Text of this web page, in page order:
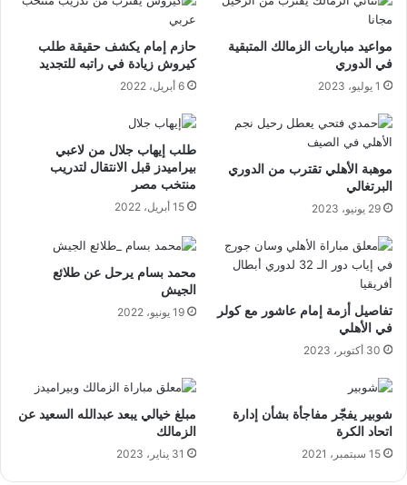
مواعيد مباريات الزمالك المتبقية
في الدوري
1 يوليو، 2023
حازم إمام يكشف حقيقة طلب
كيروش زيادة في راتبه للتجديد
6 أبريل، 2022
موهبة الأهلي تقترب من الدوري
البرتغالي
29 يونيو، 2023
طلب إيهاب جلال من لاعبي
بيراميدز قبل الانتقال لتدريب
منتخب مصر
15 أبريل، 2022
تفاصيل أزمة إمام عاشور مع كولر
في الأهلي
30 أكتوبر، 2023
محمد بسام يرحل عن طلائع
الجيش
19 يونيو، 2022
شوبير يفجّر مفاجأة بشأن إدارة
اتحاد الكرة
15 سبتمبر، 2021
مبلغ خيالي يبعد عبدالله السعيد عن
الزمالك
31 يناير، 2023